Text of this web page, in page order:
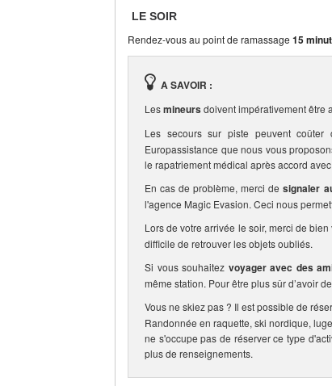
LE SOIR
Rendez-vous au point de ramassage 15
A SAVOIR :
Lesmineursdoivent impérativement être
Les secours sur piste peuvent coûter
Europassistance que nous vous
le rapatriement médical après accord
En cas de problème, merci designaler
l'agence Magic Evasion. Ceci nous
Lors de votre arrivée le soir, merci de bien
difficile de retrouver les objets oubliés.
Si vous souhaitez voyager avec des
même station. Pour être plus sûr d’avoir
Vous ne skiez pas ? Il est possible de
Randonnée en raquette, ski nordique,
ne s'occupe pas de réserver ce type
plus de renseignements.